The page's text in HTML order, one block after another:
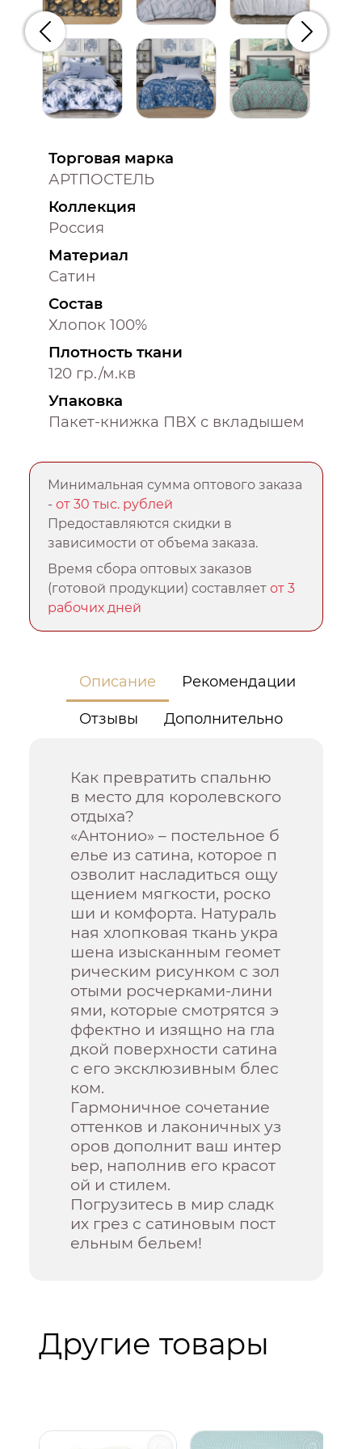
Предыдущий
Торговая марка
АРТПОСТЕЛЬ
Коллекция
Россия
Материал
Сатин
Состав
Хлопок 100%
Плотность ткани
120 гр./м.кв
Упаковка
Пакет-книжка ПВХ с вкладышем
Минимальная сумма оптового заказа
-от 30 тыс. рублей
Предоставляются скидки в
зависимости от объема заказа.
Время сбора оптовых заказов
(готовой продукции) составляетот 3
рабочих дней
Описание Рекомендации
Отзывы Дополнительно
Как превратить спальню
в место для королевского
отдыха?
«Антонио» – постельное б
елье из сатина, которое п
озволит насладиться ощу
щением мягкости, роско
ши и комфорта. Натураль
ная хлопковая ткань укра
шена изысканным геомет
рическим рисунком с зол
отыми росчерками-лини
ями, которые смотрятся э
ффектно и изящно на гла
дкой поверхности сатина
с его эксклюзивным блес
ком.
Гармоничное сочетание
оттенков и лаконичных уз
оров дополнит ваш интер
ьер, наполнив его красот
ой и стилем.
Погрузитесь в мир сладк
их грез с сатиновым пост
ельным бельем!
Другие товары